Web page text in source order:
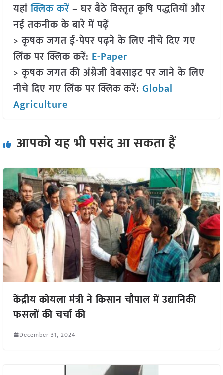
यहांक्लिक करें– घर बैठे विस्तृत कृषि पद्धतियों और
नई तकनीक के बारे में पढ़ें
> कृषक जगत ई-पेपर पढ़ने के लिए नीचे दिए गए
लिंक पर क्लिक करें: E-Paper
> कृषक जगत की अंग्रेजी वेबसाइट पर जाने के लिए
नीचे दिए गए लिंक पर क्लिक करें: Global
Agriculture
आपको यह भी पसंद आ सकता हैं
केंद्रीय कोयला मंत्री ने किसान चौपाल में उद्यानिकी
फसलों की चर्चा की
December 31, 2024